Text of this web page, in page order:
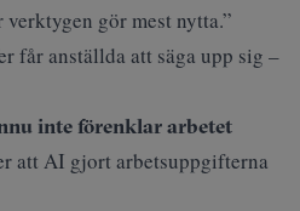
gör mest nytta.”
får anställda att säga upp sig –
inte förenklar arbetet
att AI gjort arbetsuppgifterna